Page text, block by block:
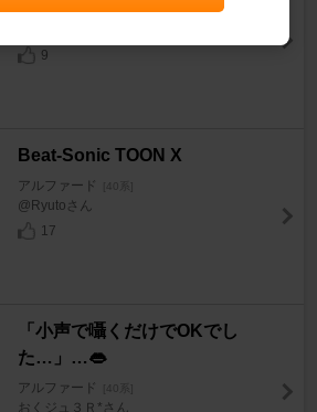
アルファード [40系]
9
Beat-Sonic TOON X
アルファード [40系]
@Ryutoさん
17
「小声で囁くだけでOKでし
た…」…👄
アルファード [40系]
おくジュ３Ｒ*さん